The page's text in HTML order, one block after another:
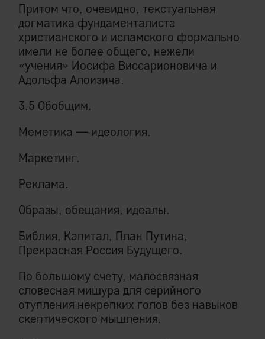
Притом что, очевидно, текстуальная
догматика фундаменталиста
христианского и исламского формально
имели не более общего, нежели
«учения» Иосифа Виссарионовича и
Адольфа Алоизича.
3.5 Обобщим.
Меметика — идеология.
Маркетинг.
Реклама.
Образы, обещания, идеалы.
Библия, Капитал, План Путина,
Прекрасная Россия Будущего.
По большому счету, малосвязная
словесная мишура для серийного
отупления некрепких голов без навыков
скептического мышления.